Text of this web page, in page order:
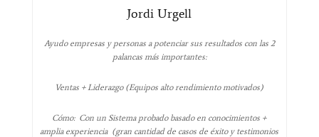
Jordi Urgell
Ayudo empresas y personas a potenciar sus resultados con las 2
palancas más importantes:
Ventas + Liderazgo (Equipos alto rendimiento motivados)
Cómo: Con un Sistema probado basado en conocimientos +
amplia experiencia (gran cantidad de casos de éxito y testimonios